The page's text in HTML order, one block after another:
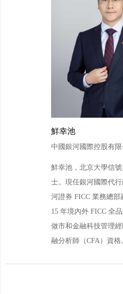
鮮幸池
中國銀河國際控股有
鮮幸池，北京大學信
士。現任銀河國際代
河證券 FICC 業務總
15 年境內外 FICC 全
做市和金融科技管理
融分析師（CFA）資格